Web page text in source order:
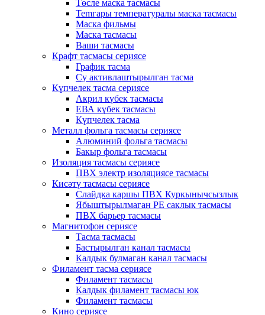
Төсле маска тасмасы
Temгары температуралы маска тасмасы
Маска фильмы
Маска тасмасы
Ваши тасмасы
Крафт тасмасы сериясе
График тасма
Су активлаштырылган тасма
Күпчелек тасма сериясе
Акрил күбек тасмасы
ЕВА күбек тасмасы
Күпчелек тасма
Металл фольга тасмасы сериясе
Алюминий фольга тасмасы
Бакыр фольга тасмасы
Изоляция тасмасы сериясе
ПВХ электр изоляциясе тасмасы
Кисәтү тасмасы сериясе
Слайдка каршы ПВХ Куркынычсызлык
Ябыштырылмаган PE саклык тасмасы
ПВХ барьер тасмасы
Магнитофон сериясе
Тасма тасмасы
Бастырылган канал тасмасы
Калдык булмаган канал тасмасы
Филамент тасма сериясе
Филамент тасмасы
Калдык филамент тасмасы юк
Филамент тасмасы
Кино сериясе